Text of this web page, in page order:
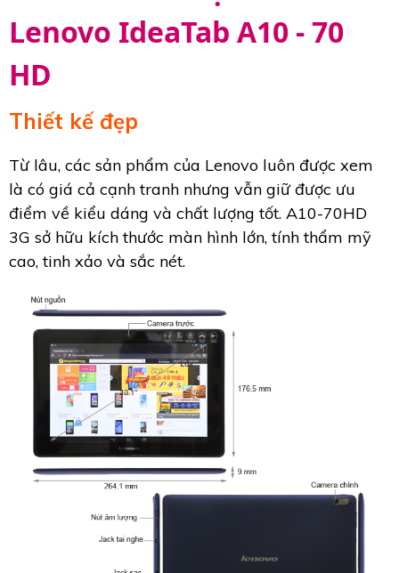
Lenovo IdeaTab A10 - 70
HD
Thiết kế đẹp
Từ lâu, các sản phẩm của Lenovo luôn được xem
là có giá cả cạnh tranh nhưng vẫn giữ được ưu
điểm về kiểu dáng và chất lượng tốt. A10-70HD
3G sở hữu kích thước màn hình lớn, tính thẩm mỹ
cao, tinh xảo và sắc nét.